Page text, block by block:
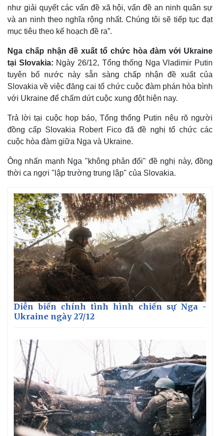
Kinh tế
Bất động sản
Thị trường
Giá vàng
Tỷ giá
Chứng khoán
Giá cà phê
như giải quyết các vấn đề xã hội, vấn đề an ninh quân sự
và an ninh theo nghĩa rộng nhất. Chúng tôi sẽ tiếp tục đạt
mục tiêu theo kế hoạch đề ra”.
Nga chấp nhận đề xuất tổ chức hòa đàm với Ukraine
tại Slovakia: Ngày 26/12, Tổng thống Nga Vladimir Putin
tuyên bố nước này sẵn sàng chấp nhận đề xuất của
Slovakia về việc đăng cai tổ chức cuộc đàm phán hòa bình
với Ukraine để chấm dứt cuộc xung đột hiện nay.
Trả lời tại cuộc họp báo, Tổng thống Putin nêu rõ người
đồng cấp Slovakia Robert Fico đã đề nghị tổ chức các
cuộc hòa đàm giữa Nga và Ukraine.
Ông nhấn mạnh Nga "không phản đối" đề nghị này, đồng
thời ca ngợi "lập trường trung lập" của Slovakia.
Diễn biến chính tình hình chiến sự Nga -
Ukraine ngày 27/12